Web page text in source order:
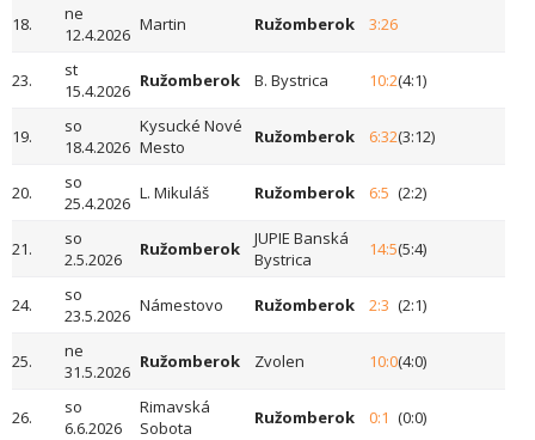
18.
ne
12.4.2026 Martin Ružomberok 3:26
23.
st
15.4.2026 Ružomberok B. Bystrica 10:2(4:1)
19.
so
18.4.2026
Kysucké Nové
Mesto
Ružomberok 6:32(3:12)
20.
so
25.4.2026 L. Mikuláš Ružomberok 6:5 (2:2)
21.
so
2.5.2026
Ružomberok
JUPIE Banská
Bystrica
14:5(5:4)
24.
so
23.5.2026 Námestovo Ružomberok 2:3 (2:1)
25.
ne
31.5.2026 Ružomberok Zvolen 10:0(4:0)
26.
so
6.6.2026
Rimavská
Sobota
Ružomberok 0:1 (0:0)